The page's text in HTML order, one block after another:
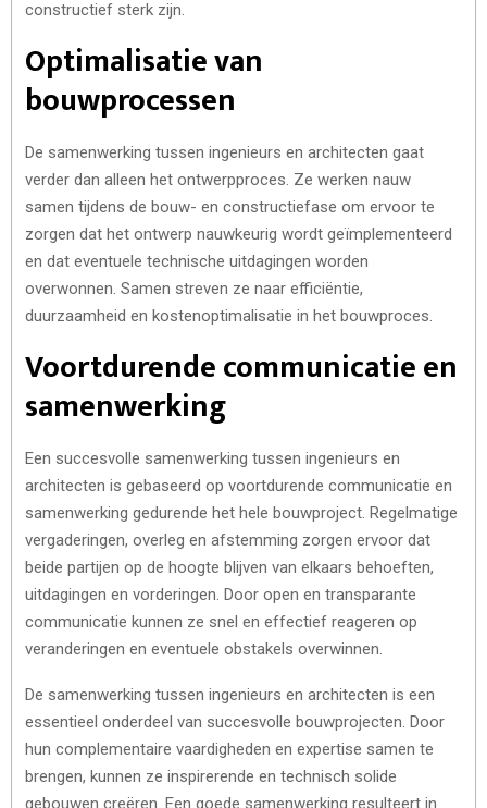
constructief sterk zijn.
Optimalisatie van
bouwprocessen
De samenwerking tussen ingenieurs en architecten gaat
verder dan alleen het ontwerpproces. Ze werken nauw
samen tijdens de bouw- en constructiefase om ervoor te
zorgen dat het ontwerp nauwkeurig wordt geïmplementeerd
en dat eventuele technische uitdagingen worden
overwonnen. Samen streven ze naar efficiëntie,
duurzaamheid en kostenoptimalisatie in het bouwproces.
Voortdurende communicatie en
samenwerking
Een succesvolle samenwerking tussen ingenieurs en
architecten is gebaseerd op voortdurende communicatie en
samenwerking gedurende het hele bouwproject. Regelmatige
vergaderingen, overleg en afstemming zorgen ervoor dat
beide partijen op de hoogte blijven van elkaars behoeften,
uitdagingen en vorderingen. Door open en transparante
communicatie kunnen ze snel en effectief reageren op
veranderingen en eventuele obstakels overwinnen.
De samenwerking tussen ingenieurs en architecten is een
essentieel onderdeel van succesvolle bouwprojecten. Door
hun complementaire vaardigheden en expertise samen te
brengen, kunnen ze inspirerende en technisch solide
gebouwen creëren. Een goede samenwerking resulteert in